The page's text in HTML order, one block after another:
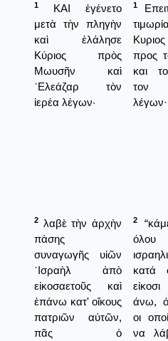
1
ΚΑΙ ἐγένετο
μετὰ τὴν πληγὴν
καὶ ἐλάλησε
Κύριος πρὸς
Μωυσῆν καὶ
᾿Ελεάζαρ τὸν
ἱερέα λέγων·
1
προς
και
τον
λέγων·
2 λαβὲ τὴν ἀρχὴν
πάσης
συναγωγῆς υἱῶν
᾿Ισραὴλ ἀπὸ
εἰκοσαετοῦς καὶ
ἐπάνω κατ' οἴκους
πατριῶν αὐτῶν,
πᾶς ὁ
2
κατά
άνω,
οι
να